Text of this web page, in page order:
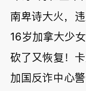
南卑诗大火，
16岁加拿大少
砍了又恢复！
加国反诈中心